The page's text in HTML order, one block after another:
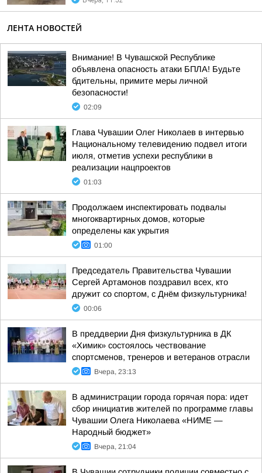
ЛЕНТА НОВОСТЕЙ
Внимание! В Чувашской Республике
объявлена опасность атаки БПЛА! Будьте
бдительны, примите меры личной
безопасности!
02:09
Глава Чувашии Олег Николаев в интервью
Национальному телевидению подвел итоги
июля, отметив успехи республики в
реализации нацпроектов
01:03
Продолжаем инспектировать подвалы
многоквартирных домов, которые
определены как укрытия
01:00
Председатель Правительства Чувашии
Сергей Артамонов поздравил всех, кто
дружит со спортом, с Днём физкультурника!
00:06
В преддверии Дня физкультурника в ДК
«Химик» состоялось чествование
спортсменов, тренеров и ветеранов отрасли
Вчера, 23:13
В администрации города горячая пора: идет
сбор инициатив жителей по программе главы
Чувашии Олега Николаева «НИМЕ —
Народный бюджет»
Вчера, 21:04